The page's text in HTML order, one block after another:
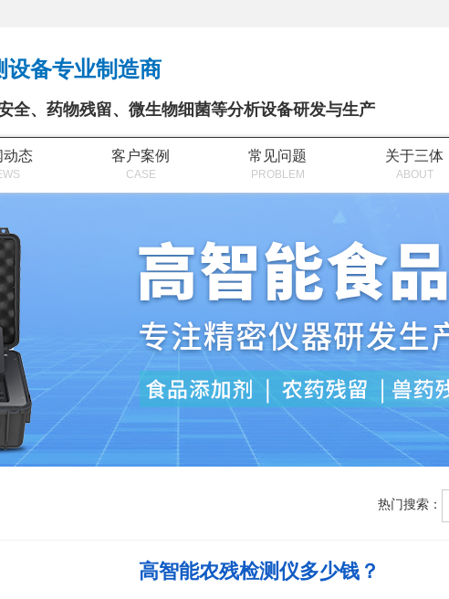
设备专业制造商
全、药物残留、微生物细菌等分析设备研发与生产
动态 客户案例
CASE
常见问题
PROBLEM
关于三体
ABOUT
热门搜索：
高智能农残检测仪多少钱？